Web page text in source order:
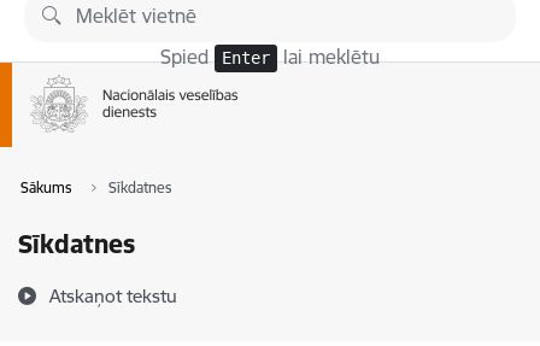
Pāriet uz lapas saturu
Spied Enter lai meklētu
Sākums Sīkdatnes
Sīkdatnes
Atskaņot tekstu